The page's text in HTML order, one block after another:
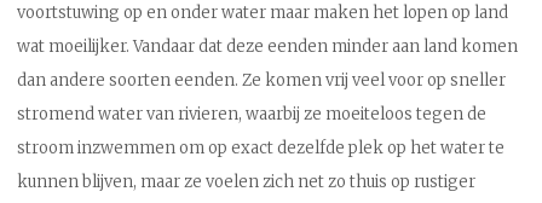
voortstuwing op en onder water maar maken het lopen op land
wat moeilijker. Vandaar dat deze eenden minder aan land komen
dan andere soorten eenden. Ze komen vrij veel voor op sneller
stromend water van rivieren, waarbij ze moeiteloos tegen de
stroom inzwemmen om op exact dezelfde plek op het water te
kunnen blijven, maar ze voelen zich net zo thuis op rustiger